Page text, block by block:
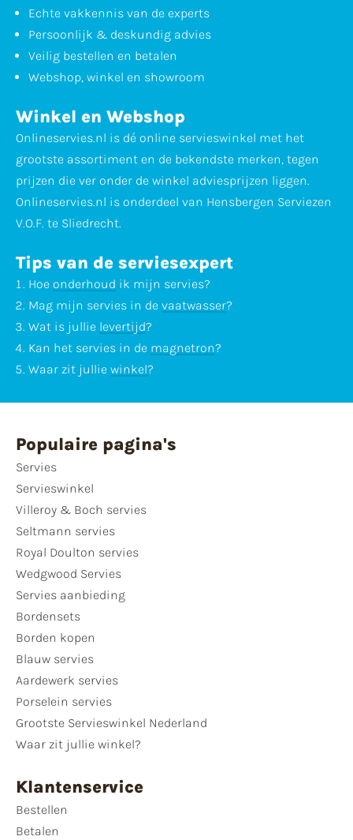
Echte vakkennis van de experts
Persoonlijk & deskundig advies
Veilig bestellen en betalen
Webshop, winkel en showroom
Winkel en Webshop
Onlineservies.nl is dé online servieswinkel met het
grootste assortiment en de bekendste merken, tegen
prijzen die ver onder de winkel adviesprijzen liggen.
Onlineservies.nl is onderdeel van Hensbergen Serviezen
V.O.F. te Sliedrecht.
Tips van de serviesexpert
Hoe onderhoud ik mijn servies?
Mag mijn servies in de vaatwasser?
Wat is jullie levertijd?
Kan het servies in de magnetron?
Waar zit jullie winkel?
Populaire pagina's
Servies
Servieswinkel
Villeroy & Boch servies
Seltmann servies
Royal Doulton servies
Wedgwood Servies
Servies aanbieding
Bordensets
Borden kopen
Blauw servies
Aardewerk servies
Porselein servies
Grootste Servieswinkel Nederland
Waar zit jullie winkel?
Klantenservice
Bestellen
Betalen